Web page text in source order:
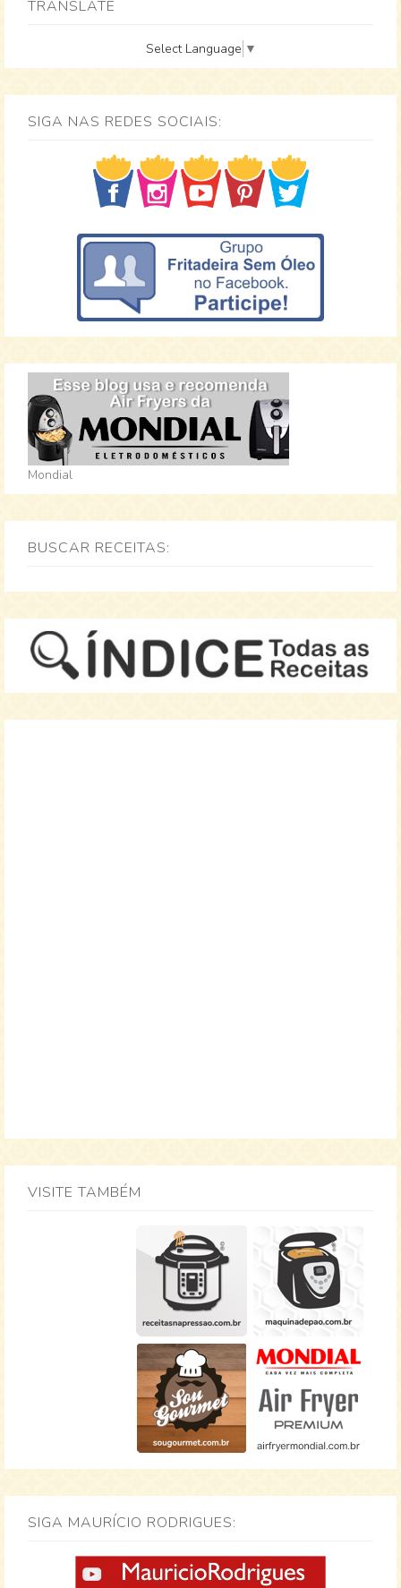
TRANSLATE
Select Language ▼
SIGA NAS REDES SOCIAIS:
Mondial
BUSCAR RECEITAS:
VISITE TAMBÉM
SIGA MAURÍCIO RODRIGUES: